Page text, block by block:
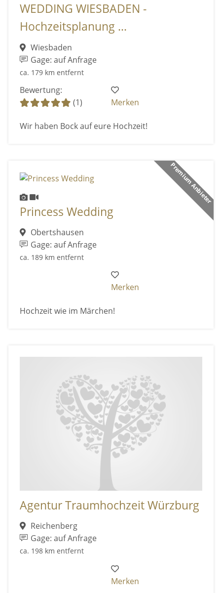
WEDDING WIESBADEN -
Hochzeitsplanung ...
Wiesbaden
Gage: auf Anfrage
ca. 179 km entfernt
Bewertung:
(1)
Merken
Wir haben Bock auf eure Hochzeit!
Premium Anbieter
Princess Wedding
Obertshausen
Gage: auf Anfrage
ca. 189 km entfernt
Merken
Hochzeit wie im Märchen!
Agentur Traumhochzeit Würzburg
Reichenberg
Gage: auf Anfrage
ca. 198 km entfernt
Merken